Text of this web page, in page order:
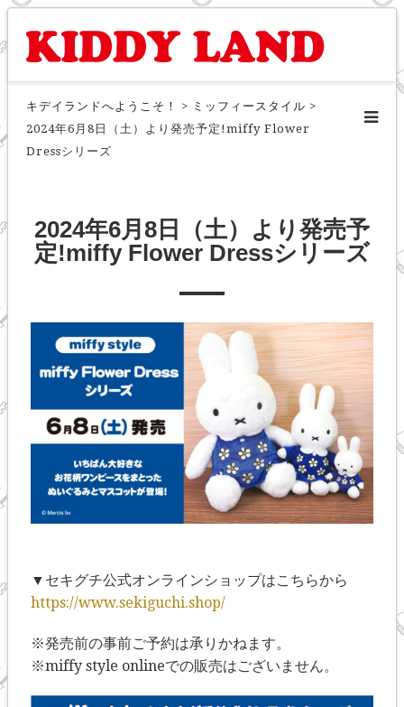
キデイランドへようこそ！ > ミッフィースタイル >
2024年6月8日（土）より発売予定!miffy Flower
Dressシリーズ
2024年6月8日（土）より発売予
定!miffy Flower Dressシリーズ
▼セキグチ公式オンラインショップはこちらから
https://www.sekiguchi.shop/
※発売前の事前ご予約は承りかねます。
※miffy style onlineでの販売はございません。